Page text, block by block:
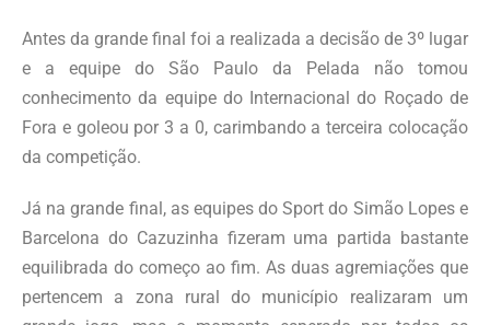
Antes da grande final foi a realizada a decisão de 3º lugar
e a equipe do São Paulo da Pelada não tomou
conhecimento da equipe do Internacional do Roçado de
Fora e goleou por 3 a 0, carimbando a terceira colocação
da competição.
Já na grande final, as equipes do Sport do Simão Lopes e
Barcelona do Cazuzinha fizeram uma partida bastante
equilibrada do começo ao fim. As duas agremiações que
pertencem a zona rural do município realizaram um